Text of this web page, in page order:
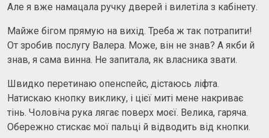
Але я вже намацала ручку дверей і вилетіла з кабінету.
Майже бігом прямую на вихід. Треба ж так потрапити!
От зробив послугу Валера. Може, він не знав? А якби й
знав, я сама винна. Не запитала, як власника звати.
Швидко перетинаю опенспейс, дістаюсь ліфта.
Натискаю кнопку виклику, і цієї миті мене накриває
тінь. Чоловіча рука лягає поверх моєї. Велика, гаряча.
Обережно стискає мої пальці й відводить від кнопки.